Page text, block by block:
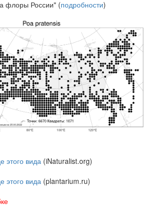
флоры России" (подробности)
этого вида (iNaturalist.org)
этого вида (plantarium.ru)